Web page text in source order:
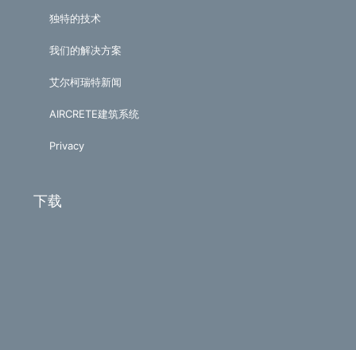
独特的技术
我们的解决方案
艾尔柯瑞特新闻
AIRCRETE建筑系统
Privacy
下载